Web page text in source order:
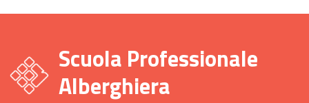
Scuola Professionale
Alberghiera